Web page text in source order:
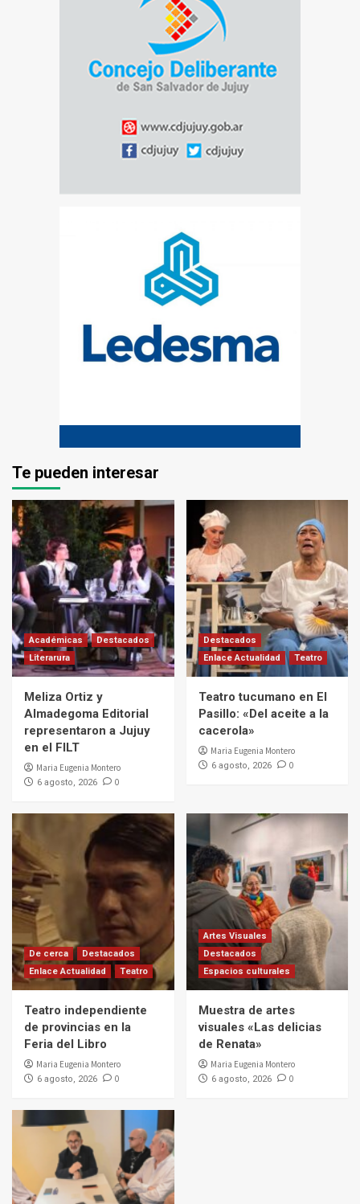
Te pueden interesar
Académicas
Destacados
Literarura
Meliza Ortiz y
Almadegoma Editorial
representaron a Jujuy
en el FILT
Maria Eugenia Montero
6 agosto, 2026 0
Destacados
Enlace Actualidad
Teatro
Teatro tucumano en El
Pasillo: «Del aceite a la
cacerola»
Maria Eugenia Montero
6 agosto, 2026 0
De cerca
Destacados
Enlace Actualidad
Teatro
Teatro independiente
de provincias en la
Feria del Libro
Maria Eugenia Montero
6 agosto, 2026 0
Artes Visuales
Destacados
Espacios culturales
Muestra de artes
visuales «Las delicias
de Renata»
Maria Eugenia Montero
6 agosto, 2026 0